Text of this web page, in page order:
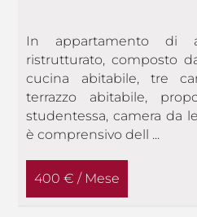
In appartamento di
ristrutturato, composto
cucina abitabile, tre
terrazzo abitabile,
studentessa, camera da
è comprensivo dell ...
400 € / Mese